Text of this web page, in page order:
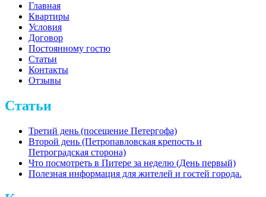
Главная
Квартиры
Условия
Договор
Постоянному гостю
Статьи
Контакты
Отзывы
Статьи
Третий день (посещение Петергофа)
Второй день (Петропавловская крепость и
Петроградская сторона)
Что посмотреть в Питере за неделю (День первый)
Полезная информация для жителей и гостей города.